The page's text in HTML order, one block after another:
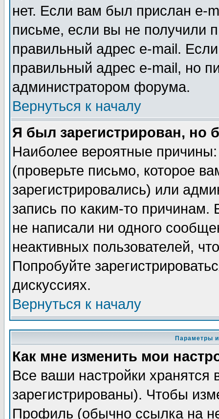
нет. Если вам был прислан e-
письме, если вы не получили
правильный адрес e-mail.
правильный адрес e-mail, но
администратором форума.
Вернуться к началу
Я был зарегистрирован, но
Наиболее вероятные
(проверьте письмо, которое
зарегистрировались) или
запись по каким-то
не написали ни одного
неактивных пользователей,
Попробуйте
дискуссиях.
Вернуться к началу
Параметры
Как мне изменить мои
Все ваши настройки
зарегистрированы). Чтобы
Профиль (обычно ссылка на